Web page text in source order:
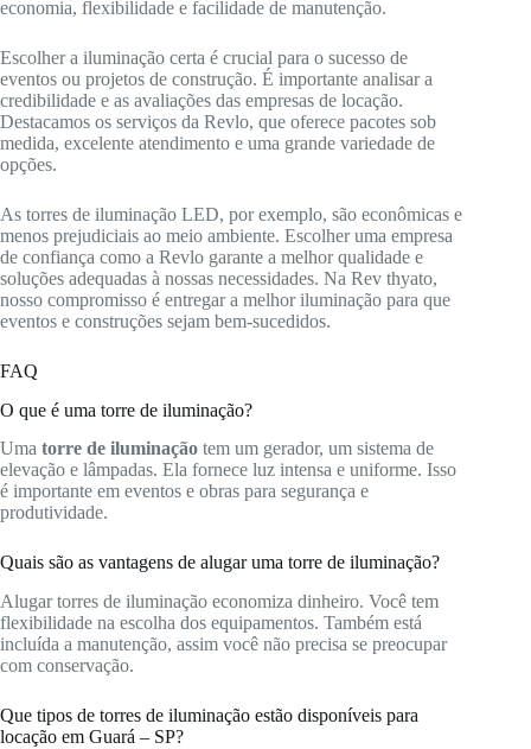
economia, flexibilidade e facilidade de manutenção.
Escolher a iluminação certa é crucial para o sucesso de
eventos ou projetos de construção. É importante analisar a
credibilidade e as avaliações das empresas de locação.
Destacamos os serviços da Revlo, que oferece pacotes sob
medida, excelente atendimento e uma grande variedade de
opções.
As torres de iluminação LED, por exemplo, são econômicas e
menos prejudiciais ao meio ambiente. Escolher uma empresa
de confiança como a Revlo garante a melhor qualidade e
soluções adequadas à nossas necessidades. Na Rev thyato,
nosso compromisso é entregar a melhor iluminação para que
eventos e construções sejam bem-sucedidos.
FAQ
O que é uma torre de iluminação?
Uma torre de iluminação tem um gerador, um sistema de
elevação e lâmpadas. Ela fornece luz intensa e uniforme. Isso
é importante em eventos e obras para segurança e
produtividade.
Quais são as vantagens de alugar uma torre de iluminação?
Alugar torres de iluminação economiza dinheiro. Você tem
flexibilidade na escolha dos equipamentos. Também está
incluída a manutenção, assim você não precisa se preocupar
com conservação.
Que tipos de torres de iluminação estão disponíveis para
locação em Guará – SP?